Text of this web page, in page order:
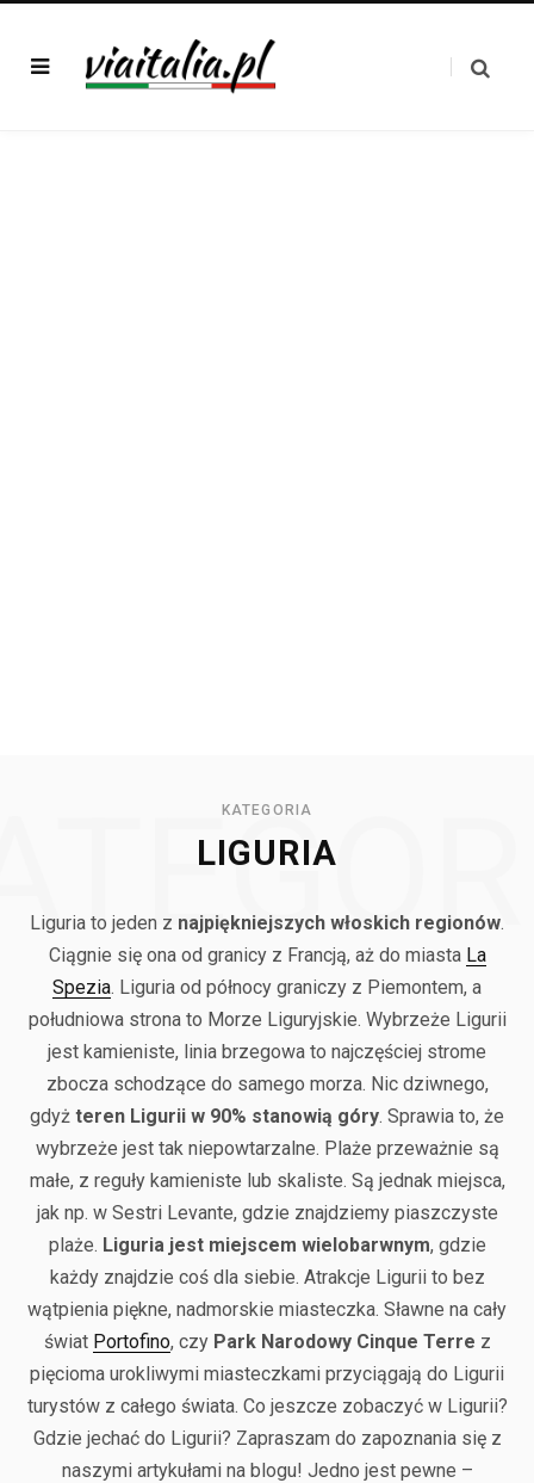
KATEGORIA
LIGURIA
Liguria to jeden z najpiękniejszych włoskich regionów.
Ciągnie się ona od granicy z Francją, aż do miasta La
Spezia. Liguria od północy graniczy z Piemontem, a
południowa strona to Morze Liguryjskie. Wybrzeże Ligurii
jest kamieniste, linia brzegowa to najczęściej strome
zbocza schodzące do samego morza. Nic dziwnego,
gdyż teren Ligurii w 90% stanowią góry. Sprawia to, że
wybrzeże jest tak niepowtarzalne. Plaże przeważnie są
małe, z reguły kamieniste lub skaliste. Są jednak miejsca,
jak np. w Sestri Levante, gdzie znajdziemy piaszczyste
plaże. Liguria jest miejscem wielobarwnym, gdzie
każdy znajdzie coś dla siebie. Atrakcje Ligurii to bez
wątpienia piękne, nadmorskie miasteczka. Sławne na cały
świat Portofino, czy Park Narodowy Cinque Terre z
pięcioma urokliwymi miasteczkami przyciągają do Ligurii
turystów z całego świata. Co jeszcze zobaczyć w Ligurii?
Gdzie jechać do Ligurii? Zapraszam do zapoznania się z
naszymi artykułami na blogu! Jedno jest pewne –